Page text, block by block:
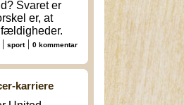
Svaret er
er, at
| sport| 0 kommentar
karriere